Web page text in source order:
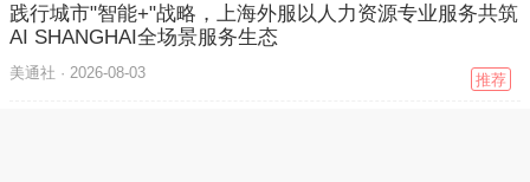
践行城市"智能+"战略，上海外服以人力资源专业服务共筑
AI SHANGHAI全场景服务生态
美通社 · 2026-08-03 推荐